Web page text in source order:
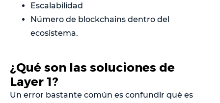
Escalabilidad
Número de blockchains dentro del
ecosistema.
¿Qué son las soluciones de
Layer 1?
Un error bastante común es confundir qué es